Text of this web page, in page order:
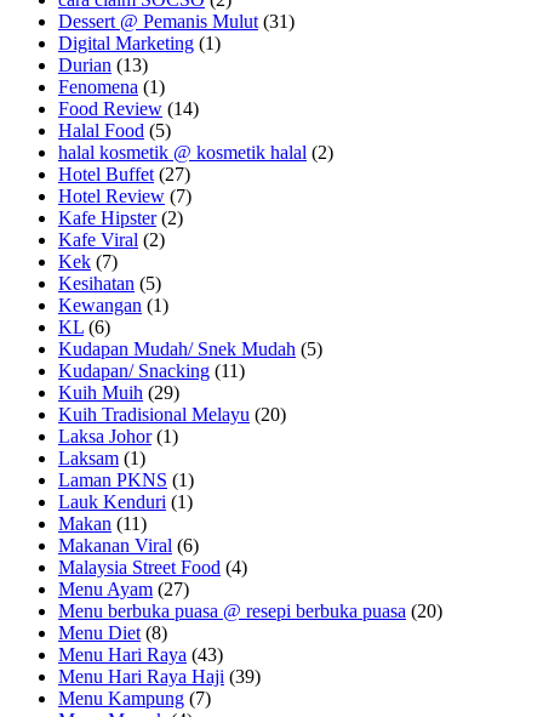
Dessert @ Pemanis Mulut (31)
Digital Marketing (1)
Durian (13)
Fenomena (1)
Food Review (14)
Halal Food (5)
halal kosmetik @ kosmetik halal (2)
Hotel Buffet (27)
Hotel Review (7)
Kafe Hipster(2)
Kafe Viral (2)
Kek (7)
Kesihatan (5)
Kewangan (1)
KL (6)
Kudapan Mudah/ Snek Mudah (5)
Kudapan/ Snacking (11)
Kuih Muih (29)
Kuih Tradisional Melayu (20)
Laksa Johor(1)
Laksam (1)
Laman PKNS (1)
Lauk Kenduri (1)
Makan (11)
Makanan Viral (6)
Malaysia Street Food (4)
Menu Ayam (27)
Menu berbuka puasa @ resepi berbuka puasa (20)
Menu Diet (8)
Menu Hari Raya (43)
Menu Hari Raya Haji (39)
Menu Kampung (7)